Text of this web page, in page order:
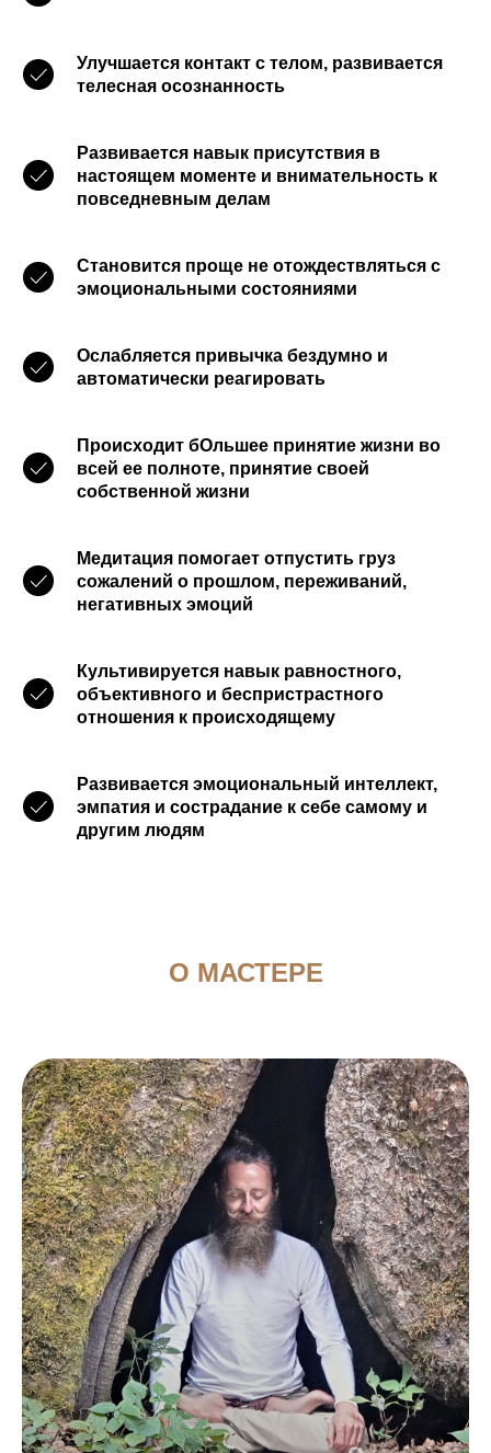
Улучшается контакт с телом, развивается
телесная осознанность
Развивается навык присутствия в
настоящем моменте и внимательность к
повседневным делам
Становится проще не отождествляться с
эмоциональными состояниями
Ослабляется привычка бездумно и
автоматически реагировать
Происходит бОльшее принятие жизни во
всей ее полноте, принятие своей
собственной жизни
Медитация помогает отпустить груз
сожалений о прошлом, переживаний,
негативных эмоций
Культивируется навык равностного,
объективного и беспристрастного
отношения к происходящему
Развивается эмоциональный интеллект,
эмпатия и сострадание к себе самому и
другим людям
О МАСТЕРЕ